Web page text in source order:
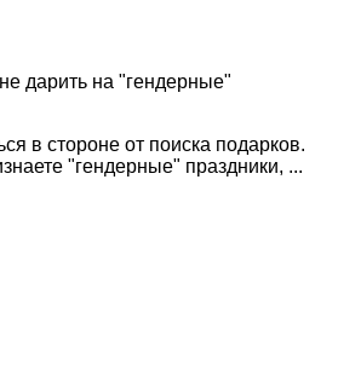
дарить на "гендерные"
в стороне от поиска подарков.
"гендерные" праздники, ...